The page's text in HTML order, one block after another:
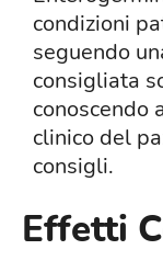
condizioni
seguendo
consigliata
conoscendo
clinico del
consigli.
Effetti